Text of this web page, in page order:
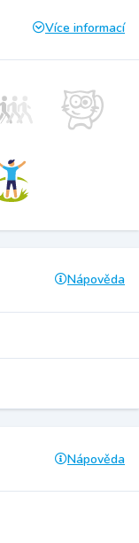
Více informací
Nápověda
Nápověda